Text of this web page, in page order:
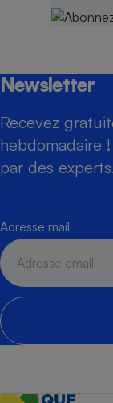
Newsletter
Recevez
hebdomadaire
par des
Adresse mail